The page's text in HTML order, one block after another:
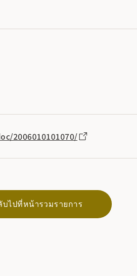
2006010101070/
บไปที่หน้ารวมรายการ